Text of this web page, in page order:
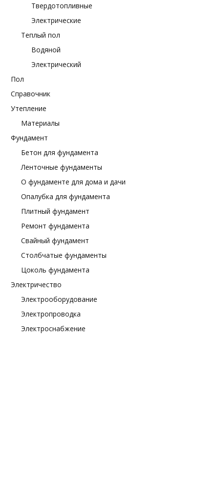
Твердотопливные
Электрические
Теплый пол
Водяной
Электрический
Пол
Справочник
Утепление
Материалы
Фундамент
Бетон для фундамента
Ленточные фундаменты
О фундаменте для дома и дачи
Опалубка для фундамента
Плитный фундамент
Ремонт фундамента
Свайный фундамент
Столбчатые фундаменты
Цоколь фундамента
Электричество
Электрооборудование
Электропроводка
Электроснабжение